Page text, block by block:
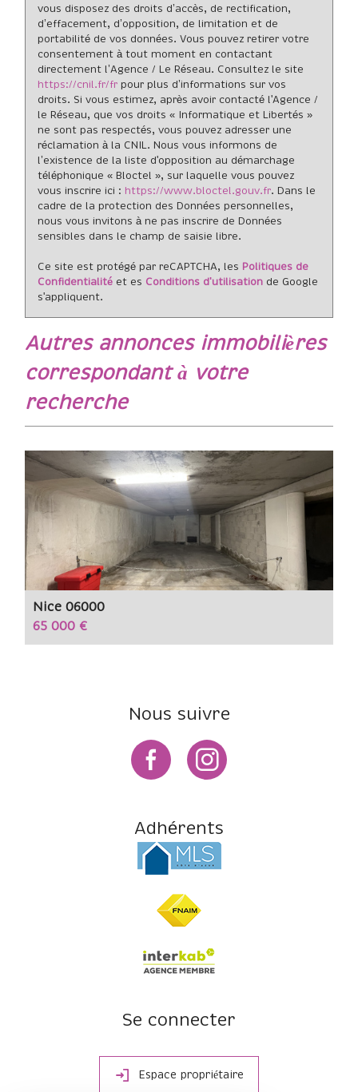
Familles avec 3 enfants 5,54 %
vous disposez des droits d’accès, de rectification,
d’effacement, d’opposition, de limitation et de
portabilité de vos données. Vous pouvez retirer votre
consentement à tout moment en contactant
directement l’Agence / Le Réseau. Consultez le site
https://cnil.fr/fr pour plus d’informations sur vos
droits. Si vous estimez, après avoir contacté l'Agence /
le Réseau, que vos droits « Informatique et Libertés »
ne sont pas respectés, vous pouvez adresser une
réclamation à la CNIL. Nous vous informons de
l’existence de la liste d'opposition au démarchage
téléphonique « Bloctel », sur laquelle vous pouvez
vous inscrire ici :
https://www.bloctel.gouv.fr. Dans le
cadre de la protection des Données personnelles,
nous vous invitons à ne pas inscrire de Données
sensibles dans le champ de saisie libre.
Ce site est protégé par reCAPTCHA, les
Politiques de
Confidentialité et es Conditions d'utilisation de Google
s'appliquent.
autres annonces immobilières
correspondant à votre
recherche
Nice 06000
65 000 €
Nous suivre
Adhérents
Se connecter
Espace propriétaire